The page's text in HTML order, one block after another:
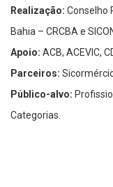
Realização: Conselho
Bahia – CRCBA e
Apoio: ACB, ACEVIC,
Parceiros:
Público-alvo:
Categorias.